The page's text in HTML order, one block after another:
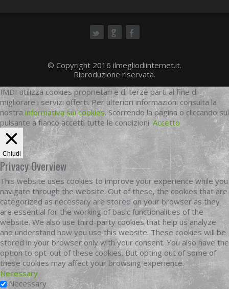
© Copyright 2016 ilmegliodiinternet.it.
Riproduzione riservata.
IMDI utilizza cookies proprietari e di terze parti al fine di
migliorare i servizi offerti. Per ulteriori informazioni consulta la
nostra informativa sui cookies. Scorrendo la pagina o cliccando sul
pulsante a fianco accetti tutte le condizioni. Accetto
Chiudi
Privacy Overview
This website uses cookies to improve your experience while you
navigate through the website. Out of these, the cookies that are
categorized as necessary are stored on your browser as they
are essential for the working of basic functionalities of the
website. We also use third-party cookies that help us analyze
and understand how you use this website. These cookies will be
stored in your browser only with your consent. You also have the
option to opt-out of these cookies. But opting out of some of
these cookies may affect your browsing experience.
Necessary
Necessary